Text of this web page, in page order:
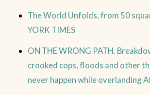
The World Unfolds, from 50
YORK TIMES
ON THE WRONG PATH.
crooked cops, floods and other
never happen while overlanding